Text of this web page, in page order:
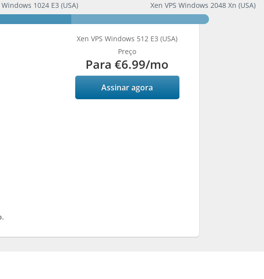
Windows 1024 E3 (USA) Xen VPS Windows 2048 Xn (USA)
Xen VPS Windows 512 E3 (USA)
Preço
Para€6.99/mo
Assinar agora